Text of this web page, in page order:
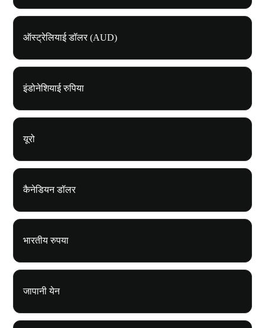
ऑस्ट्रेलियाई डॉलर (AUD)
इंडोनेशियाई रुपिया
यूरो
कैनेडियन डॉलर
भारतीय रुपया
जापानी येन